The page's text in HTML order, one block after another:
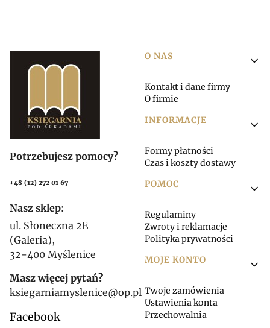
Potrzebujesz pomocy?
+48 (12) 272 01 67
Nasz sklep:
ul. Słoneczna 2E
(Galeria),
32-400 Myślenice
Masz więcej pytań?
ksiegarniamyslenice@op.pl
Facebook
Linki w stopce
O NAS
Kontakt i dane firmy
O firmie
INFORMACJE
Formy płatności
Czas i koszty dostawy
POMOC
Regulaminy
Zwroty i reklamacje
Polityka prywatności
MOJE KONTO
Twoje zamówienia
Ustawienia konta
Przechowalnia